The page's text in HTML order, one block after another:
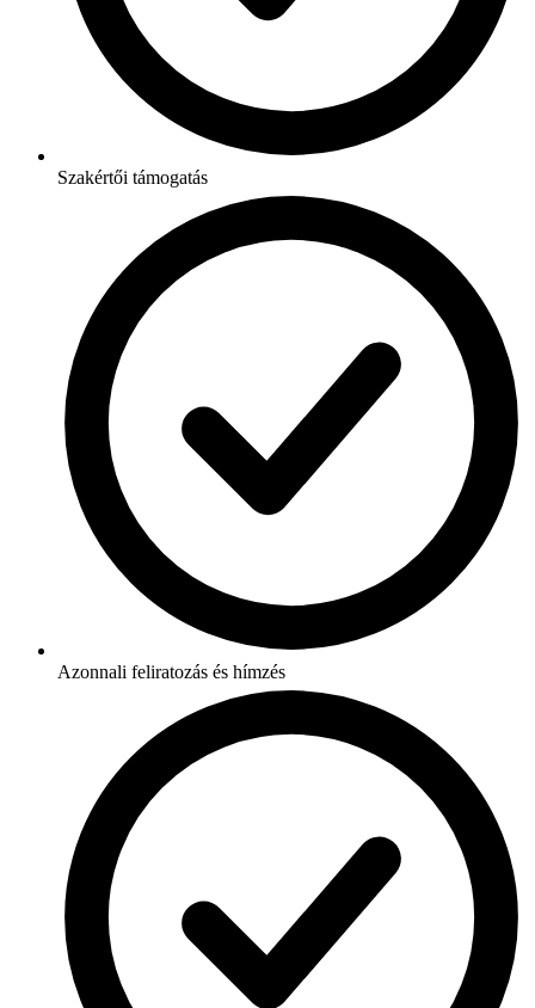
Szakértői támogatás
Azonnali feliratozás és hímzés